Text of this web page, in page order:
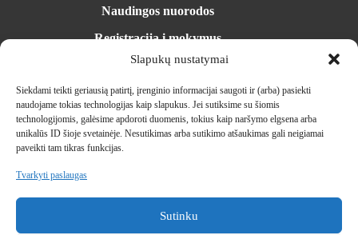
Slapukų nustatymai
Siekdami teikti geriausią patirtį, įrenginio informacijai saugoti ir (arba) pasiekti
naudojame tokias technologijas kaip slapukus. Jei sutiksime su šiomis
technologijomis, galėsime apdoroti duomenis, tokius kaip naršymo elgsena arba
unikalūs ID šioje svetainėje. Nesutikimas arba sutikimo atšaukimas gali neigiamai
paveikti tam tikras funkcijas.
Tvarkyti paslaugas
Sutinku
Naudingos nuorodos
Registracija į mokymus
Mokymosi erdvė
Parduotuvė
Įrangos nuoma
Naujienos
Kontaktai
+370 (610) 00141
S. Žukausko g. 35, Vilnius